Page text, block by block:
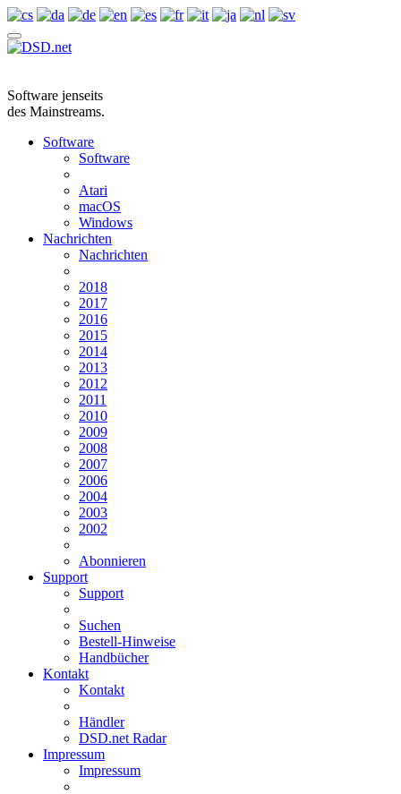
Software jenseits
des Mainstreams.
Software
Software
Atari
macOS
Windows
Nachrichten
Nachrichten
2018
2017
2016
2015
2014
2013
2012
2011
2010
2009
2008
2007
2006
2004
2003
2002
Abonnieren
Support
Support
Suchen
Bestell-Hinweise
Handbücher
Kontakt
Kontakt
Händler
DSD.net Radar
Impressum
Impressum